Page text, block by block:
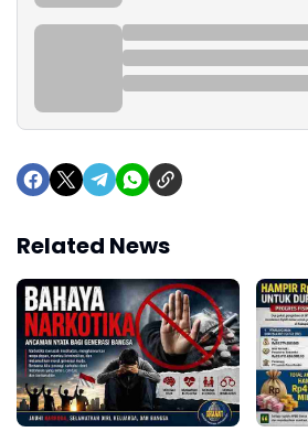
Related News